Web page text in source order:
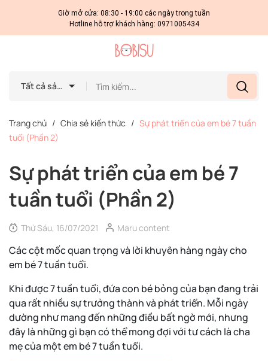
Giờ mở cửa: 08:30 - 19:00 các ngày trong tuần
Hotline hỗ trợ khách hàng: 0971005434
Tất cả sản phẩm
Trang chủ / Chia sẻ kiến thức / Sự phát triển của em bé 7 tuần
tuổi (Phần 2)
Sự phát triển của em bé 7
tuần tuổi (Phần 2)
Thứ Sáu, 16/07/2021 Maru content
Các cột mốc quan trọng và lời khuyên hàng ngày cho
em bé 7 tuần tuổi.
Khi được 7 tuần tuổi, đứa con bé bỏng của bạn đang trải
qua rất nhiều sự trưởng thành và phát triển. Mỗi ngày
dường như mang đến những điều bất ngờ mới, nhưng
đây là những gì bạn có thể mong đợi với tư cách là cha
mẹ của một em bé 7 tuần tuổi.